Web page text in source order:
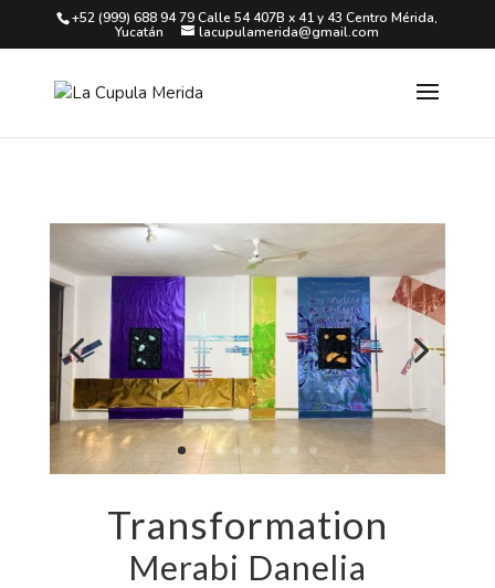
+52 (999) 688 94 79 Calle 54 407B x 41 y 43 Centro Mérida,
Yucatán
lacupulamerida@gmail.com
Transformation
Merabi Danelia